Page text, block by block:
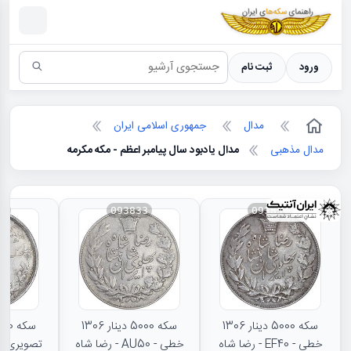
سکه ها ؛ راهنمای سکه شناسی
ورود ثبت نام
مدال
جمهوری اسلامی ایران
مدال مذهبی
مدال یادبود سال پیامبر اعظم - مکه مکرمه
093834
سکه 5000 دینار 1306
خطی - EF40 - رضا شاه
093833
سکه 5000 دینار 1306
خطی - AU50 - رضا شاه
تصویری -